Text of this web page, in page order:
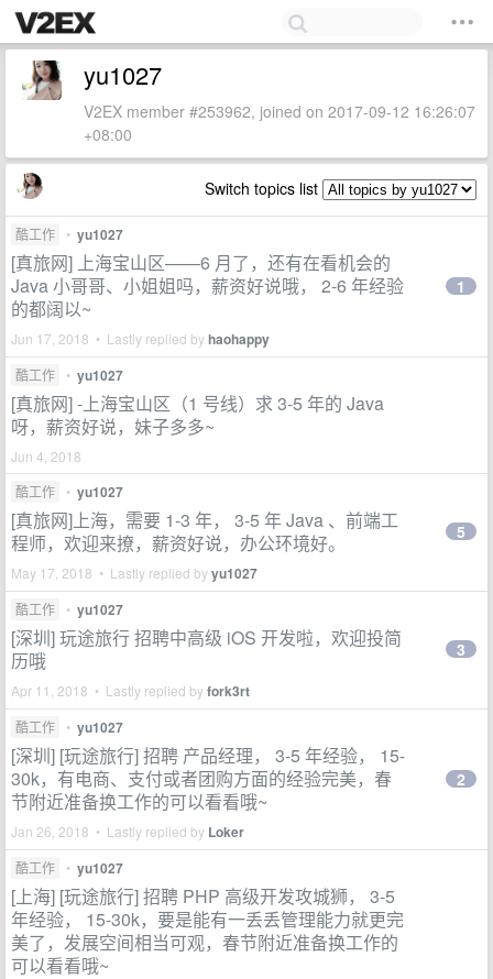
yu1027
V2EX member #253962, joined on 2017-09-12 16:26:07
+08:00
Switch topics list
酷工作 • yu1027
[真旅网] 上海宝山区——6 月了，还有在看机会的
Java 小哥哥、小姐姐吗，薪资好说哦， 2-6 年经验
的都阔以~
Jun 17, 2018 • Lastly replied byhaohappy
1
酷工作 • yu1027
[真旅网] -上海宝山区（1 号线）求 3-5 年的 Java
呀，薪资好说，妹子多多~
Jun 4, 2018
酷工作
• yu1027
[真旅网]上海，需要 1-3 年， 3-5 年 Java 、前端工
程师，欢迎来撩，薪资好说，办公环境好。
May 17, 2018 • Lastly replied byyu1027
5
酷工作 • yu1027
[深圳] 玩途旅行 招聘中高级 iOS 开发啦，欢迎投简
历哦
Apr 11, 2018 • Lastly replied byfork3rt
3
酷工作 • yu1027
[深圳] [玩途旅行] 招聘 产品经理， 3-5 年经验， 15-
30k，有电商、支付或者团购方面的经验完美，春
节附近准备换工作的可以看看哦~
Jan 26, 2018 • Lastly replied by Loker
2
酷工作 • yu1027
[上海] [玩途旅行] 招聘 PHP 高级开发攻城狮， 3-5
年经验， 15-30k，要是能有一丢丢管理能力就更完
美了，发展空间相当可观，春节附近准备换工作的
可以看看哦~